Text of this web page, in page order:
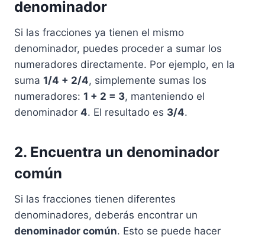
denominador
Si las fracciones ya tienen el mismo
denominador, puedes proceder a sumar los
numeradores directamente. Por ejemplo, en la
suma 1/4 + 2/4, simplemente sumas los
numeradores: 1 + 2 = 3, manteniendo el
denominador 4. El resultado es 3/4.
2. Encuentra un denominador
común
Si las fracciones tienen diferentes
denominadores, deberás encontrar un
denominador común. Esto se puede hacer